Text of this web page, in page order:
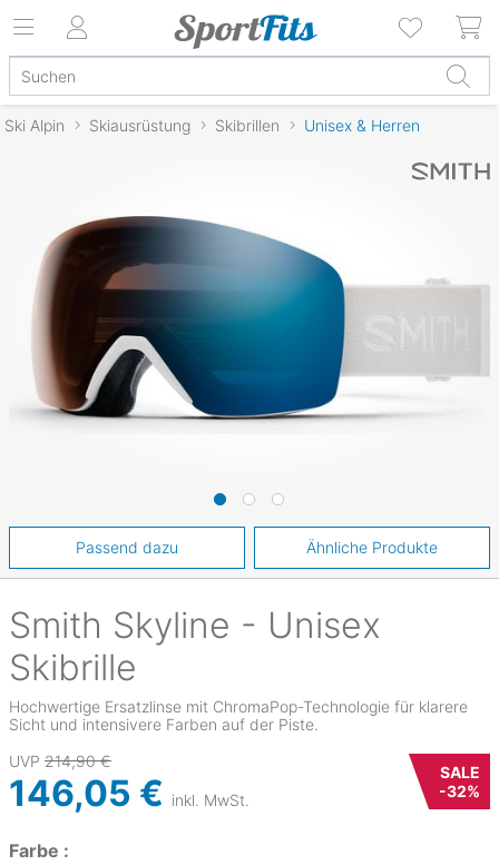
Ski Alpin Skiausrüstung Skibrillen Unisex & Herren
Smith Skyline - Unisex
Skibrille
Hochwertige Ersatzlinse mit ChromaPop-Technologie für klarere
Sicht und intensivere Farben auf der Piste.
UVP 214,90 €
146,05 € inkl. MwSt.
SALE
-32%
Farbe :
Passend dazu Ähnliche Produkte